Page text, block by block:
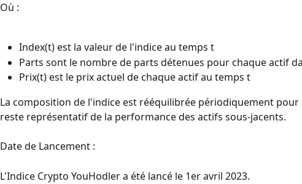
Où :
Index(t) est la valeur de l'indice au temps t
Parts sont le nombre de parts détenues pour chaque actif
Prix(t) est le prix actuel de chaque actif au temps t
La composition de l'indice est rééquilibrée périodiquement pour
reste représentatif de la performance des actifs sous-jacents.
Date de Lancement :
L'Indice Crypto YouHodler a été lancé le 1er avril 2023.